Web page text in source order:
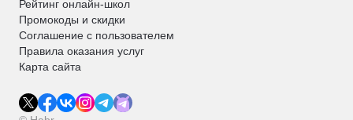
Рейтинг онлайн-школ
Промокоды и скидки
Соглашение с пользователем
Правила оказания услуг
Карта сайта